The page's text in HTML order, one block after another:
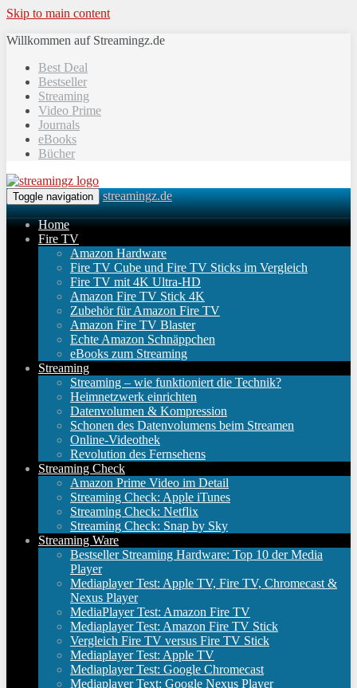
Skip to main content
Willkommen auf Streamingz.de
Best Deal
Bestseller
Streaming
Video Prime
Journals
eBooks
Bücher
Toggle navigation streamingz.de
Home
Fire TV
Amazon Hardware
Fire TV Cube und Fire TV Sticks im Vergleich
Fire TV mit 4K Ultra-HD
Amazon Fire TV Stick 4K
Zubehör für Amazon Fire TV
Amazon Fire TV Blaster
Echte Amazon Schnäppchen
eBooks zum Streaming
Streaming
Streaming – wie funktioniert die Technik?
Heimnetzwerk einrichten
Datenvolumen & Kompression
Schonen des Datenvolumens beim Streamen
Online-Videothek
Revolution des Fernsehens
Streaming Check
Amazon Prime Video im Detail
Streaming Check: Apple iTunes
Streaming Check: Netflix
Streaming Check: Snap by Sky
Streaming Ware
Bestseller Streaming Hardware: Top 10 der Media
Player
Mediaplayer Test: Apple TV, Fire TV, Chromecast &
Nexus Player
MediaPlayer Test: Amazon Fire TV
Mediaplayer Test: Amazon Fire TV Stick
Vergleich Fire TV versus Fire TV Stick
Mediaplayer Test: Apple TV
Mediaplayer Test: Google Chromecast
Mediaplayer Text: Google Nexus Player